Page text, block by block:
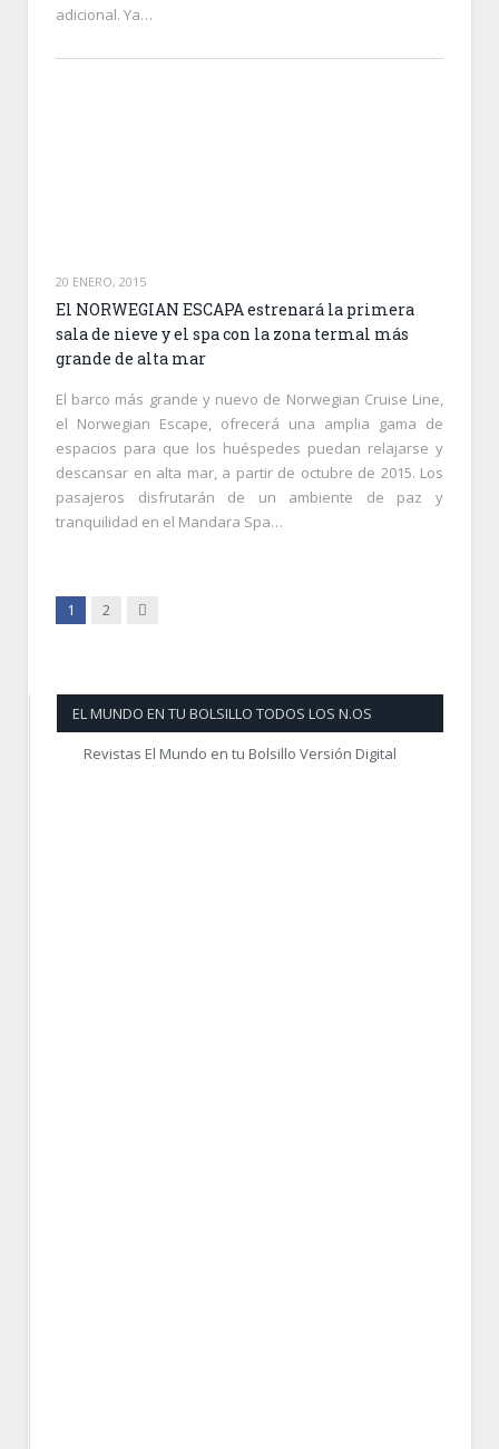
adicional. Ya…
20 ENERO, 2015
El NORWEGIAN ESCAPA estrenará la primera
sala de nieve y el spa con la zona termal más
grande de alta mar
El barco más grande y nuevo de Norwegian Cruise Line,
el Norwegian Escape, ofrecerá una amplia gama de
espacios para que los huéspedes puedan relajarse y
descansar en alta mar, a partir de octubre de 2015. Los
pasajeros disfrutarán de un ambiente de paz y
tranquilidad en el Mandara Spa…
1 2 Siguiente
EL MUNDO EN TU BOLSILLO TODOS LOS N.OS
Revistas El Mundo en tu Bolsillo Versión Digital